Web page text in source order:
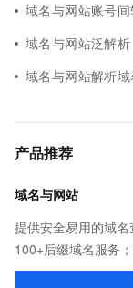
域名与网站账号
域名与网站泛解析
域名与网站解析域
产品推荐
域名与网站
提供安全易用的域
100+后缀域名服务
务经验，累计超过